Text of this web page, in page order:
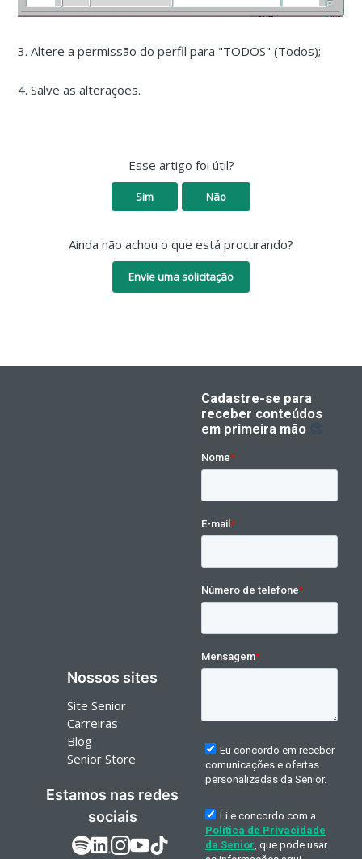
3. Altere a permissão do perfil para "TODOS" (Todos);
4. Salve as alterações.
Esse artigo foi útil?
Sim Não
Ainda não achou o que está procurando?
Envie uma solicitação
Nossos sites
Site Senior
Carreiras
Blog
Senior Store
Estamos nas redes
sociais